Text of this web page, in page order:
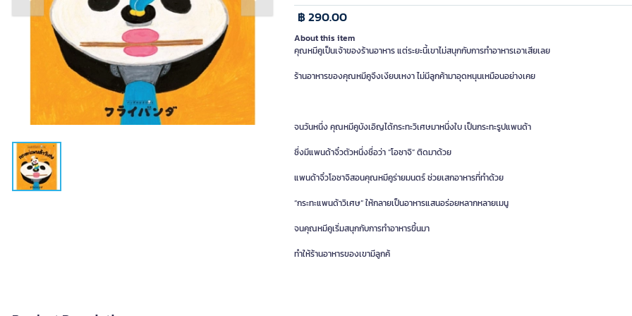
฿ 290.00
About this item
คุณหมีคูเป็นเจ้าของร้านอาหาร แต่ระยะนี้เขาไม่สนุกกับการทำอาหารเอาเสียเลย
ร้านอาหารของคุณหมีคูจึงเงียบเหงา ไม่มีลูกค้ามาอุดหนุนเหมือนอย่างเคย
จนวันหนึ่ง คุณหมีคูบังเอิญได้กระทะวิเศษมาหนึ่งใบ เป็นกระทะรูปแพนด้า
ซึ่งมีแพนด้าจิ๋วตัวหนึ่งชื่อว่า “โอซาจิ” ติดมาด้วย
แพนด้าจิ๋วโอซาจิสอนคุณหมีคูร่ายมนตร์ ช่วยเสกอาหารที่ทำด้วย
“กระทะแพนด้าวิเศษ” ให้กลายเป็นอาหารแสนอร่อยหลากหลายเมนู
จนคุณหมีคูเริ่มสนุกกับการทำอาหารขึ้นมา
ทำให้ร้านอาหารของเขามีลูกค้